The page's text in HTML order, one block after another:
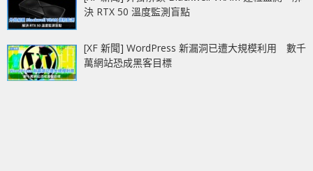
決 RTX 50 溫度監測盲點
[XF 新聞] WordPress 新漏洞已遭大規模利用 數千
萬網站恐成黑客目標